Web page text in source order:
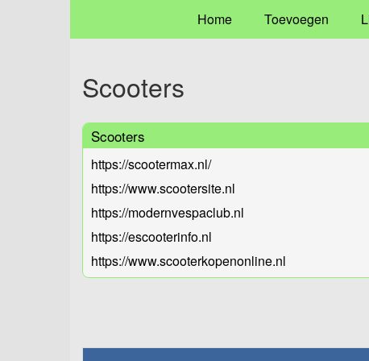
Home Toevoegen
Scooters
Scooters
https://scootermax.nl/
https://www.scootersite.nl
https://modernvespaclub.nl
https://escooterinfo.nl
https://www.scooterkopenonline.nl